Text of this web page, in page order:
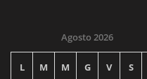
Agosto 2026
L M M G V S